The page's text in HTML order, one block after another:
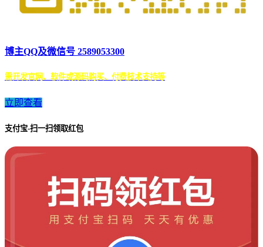
博主QQ及微信号 2589053300
需开发官网、软件或源码购买、付费技术支持等
立即查看
支付宝-扫一扫领取红包